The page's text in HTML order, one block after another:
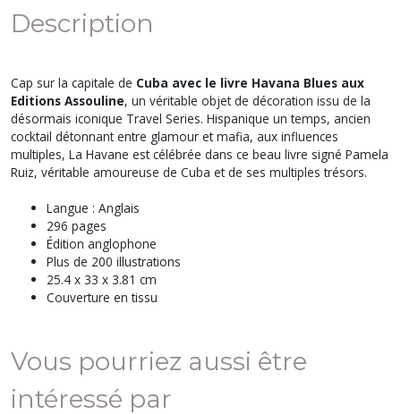
Description
Cap sur la capitale de Cuba avec le livre Havana Blues aux
Editions Assouline, un véritable objet de décoration issu de la
désormais iconique Travel Series. Hispanique un temps, ancien
cocktail détonnant entre glamour et mafia, aux influences
multiples, La Havane est célébrée dans ce beau livre signé Pamela
Ruiz, véritable amoureuse de Cuba et de ses multiples trésors.
Langue : Anglais
296 pages
Édition anglophone
Plus de 200 illustrations
25.4 x 33 x 3.81 cm
Couverture en tissu
Vous pourriez aussi être
intéressé par